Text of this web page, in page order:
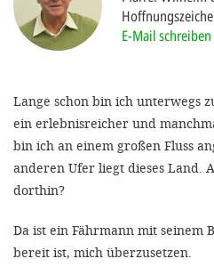
E-Mail schreiben
Lange schon bin ich unterwegs
ein erlebnisreicher und
bin ich an einem großen Fluss
anderen Ufer liegt dieses Land.
dorthin?
Da ist ein Fährmann mit seinem
bereit ist, mich überzusetzen.